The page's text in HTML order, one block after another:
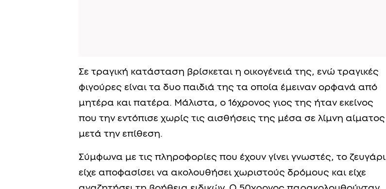
Σε τραγική κατάσταση βρίσκεται η οικογένειά της, ενώ τραγικές
φιγούρες είναι τα δυο παιδιά της τα οποία έμειναν ορφανά από
μητέρα και πατέρα. Μάλιστα, ο 16χρονος γιος της ήταν εκείνος
που την εντόπισε χωρίς τις αισθήσεις της μέσα σε λίμνη αίματος
μετά την επίθεση.
Σύμφωνα με τις πληροφορίες που έχουν γίνει γνωστές, το ζευγάρι
είχε αποφασίσει να ακολουθήσει χωριστούς δρόμους και είχε